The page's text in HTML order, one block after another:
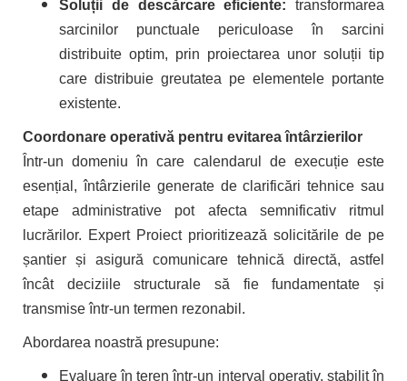
Soluții de descărcare eficiente: transformarea
sarcinilor punctuale periculoase în sarcini
distribuite optim, prin proiectarea unor soluții tip
care distribuie greutatea pe elementele portante
existente.
Coordonare operativă pentru evitarea întârzierilor
Într-un domeniu în care calendarul de execuție este
esențial, întârzierile generate de clarificări tehnice sau
etape administrative pot afecta semnificativ ritmul
lucrărilor. Expert Proiect prioritizează solicitările de pe
șantier și asigură comunicare tehnică directă, astfel
încât deciziile structurale să fie fundamentate și
transmise într-un termen rezonabil.
Abordarea noastră presupune:
Evaluare în teren într-un interval operativ, stabilit în